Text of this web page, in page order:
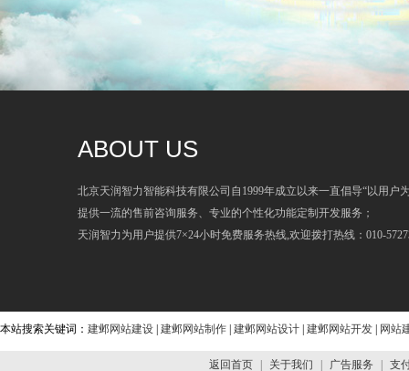
ABOUT US
北京天润智力智能科技有限公司自1999年成立以来一直倡导“以用户
提供一流的售前咨询服务、专业的个性化功能定制开发服务；
天润智力为用户提供7×24小时免费服务热线,欢迎拨打热线：010-
本站搜索关键词： 建邺网站建设 建邺网站制作 建邺网站设计 建邺网站开发 网站
返回首页 关于我们 广告服务 支